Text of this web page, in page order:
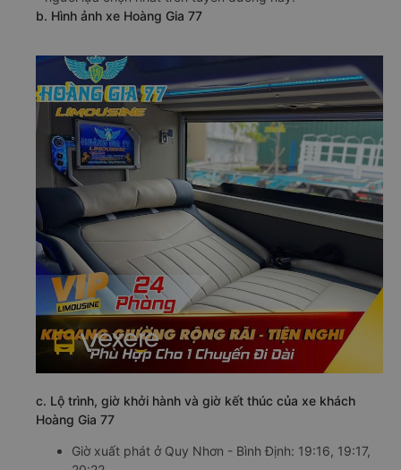
b. Hình ảnh xe Hoàng Gia 77
c. Lộ trình, giờ khởi hành và giờ kết thúc của xe khách
Hoàng Gia 77
Giờ xuất phát ở Quy Nhơn - Bình Định: 19:16, 19:17,